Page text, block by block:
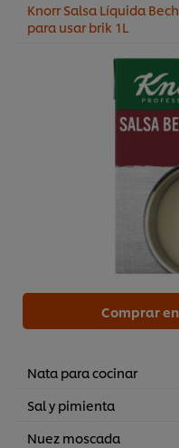
Knorr Salsa Líquida
para usar brik 1L
Comprar
Nata para cocinar
Sal y pimienta
Nuez moscada